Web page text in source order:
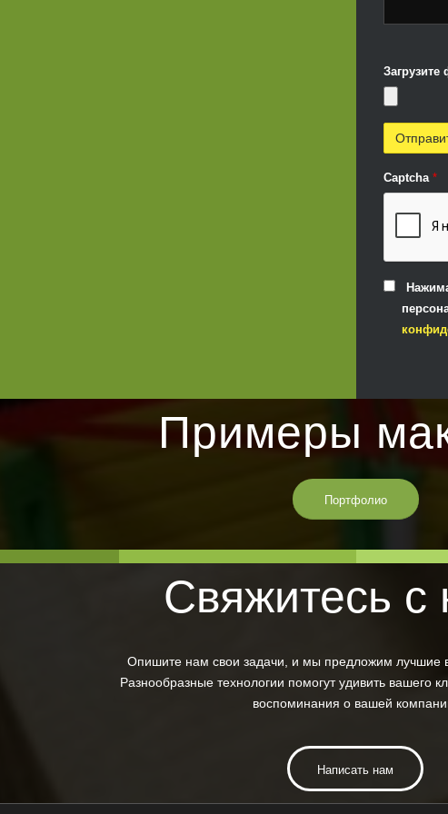
Загрузите
Captcha *
Примеры
Портфолио
Свяжитесь с
Опишите нам свои задачи, и мы предложим лучшие
Разнообразные технологии помогут удивить вашего
воспоминания о вашей
Написать нам